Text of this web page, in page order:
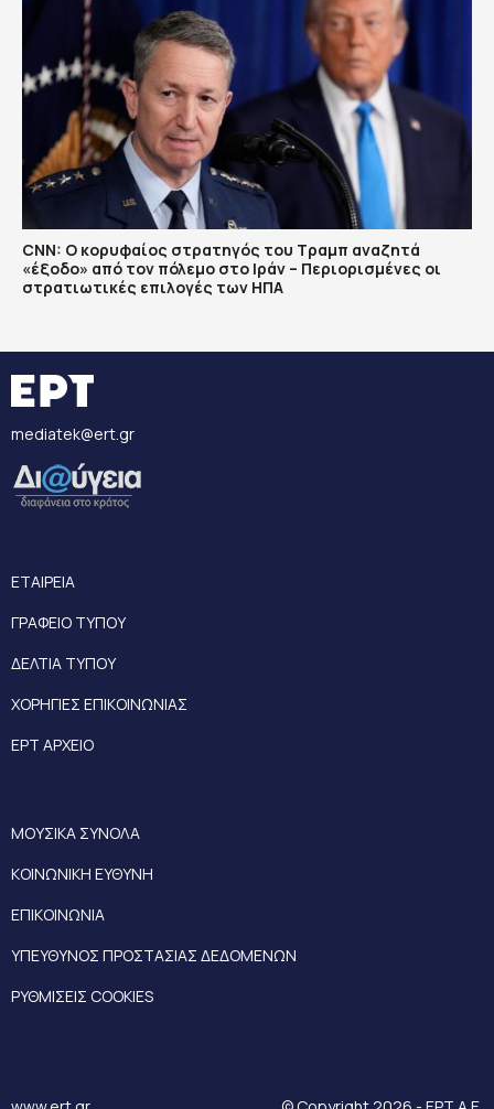
CNN: Ο κορυφαίος στρατηγός του Τραμπ αναζητά
«έξοδο» από τον πόλεμο στο Ιράν – Περιορισμένες οι
στρατιωτικές επιλογές των ΗΠΑ
mediatek@ert.gr
ΕΤΑΙΡΕΙΑ
ΓΡΑΦΕΙΟ ΤΥΠΟΥ
ΔΕΛΤΙΑ ΤΥΠΟΥ
ΧΟΡΗΓΙΕΣ ΕΠΙΚΟΙΝΩΝΙΑΣ
ΕΡΤ ΑΡΧΕΙΟ
ΜΟΥΣΙΚΑ ΣΥΝΟΛΑ
ΚΟΙΝΩΝΙΚΗ ΕΥΘΥΝΗ
ΕΠΙΚΟΙΝΩΝΙΑ
ΥΠΕΥΘΥΝΟΣ ΠΡΟΣΤΑΣΙΑΣ ΔΕΔΟΜΕΝΩΝ
ΡΥΘΜΙΣΕΙΣ COOKIES